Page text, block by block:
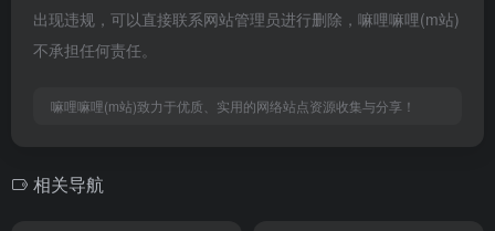
出现违规，可以直接联系网站管理员进行删除，嘛哩嘛哩(m站)
不承担任何责任。
嘛哩嘛哩(m站)致力于优质、实用的网络站点资源收集与分享！
相关导航